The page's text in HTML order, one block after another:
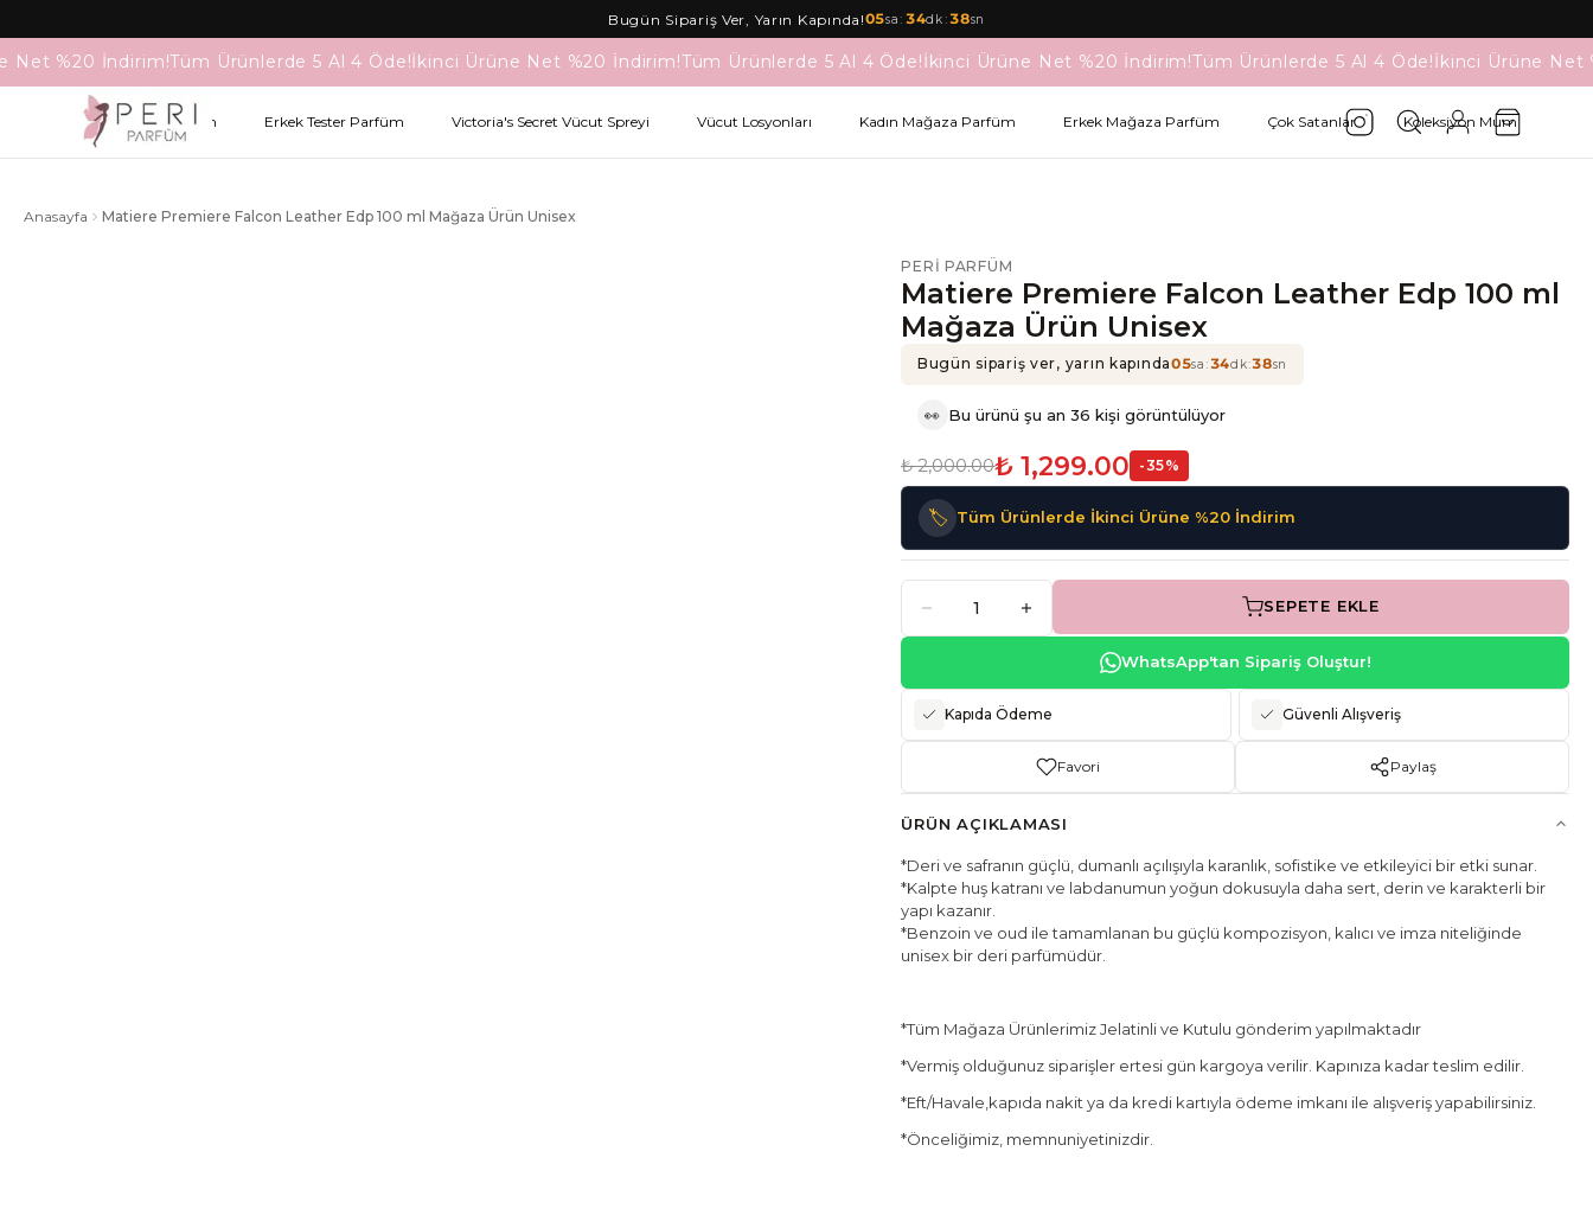
Bugün Sipariş Ver, Yarın Kapında!05sa : 34dk :38sn
Net %20 İndirim!Tüm Ürünlerde 5 Al 4 Öde!İkinci Ürüne Net %20 İndirim!Tüm Ürünlerde 5 Al 4 Öde!İkinci Ürüne Net %20 İndirim!Tüm Ürünlerde 5 Al 4 Öde!İkinci Ürüne Net
Kadın Tester Parfüm Erkek Tester Parfüm Victoria's Secret Vücut Spreyi Vücut Losyonları Kadın Mağaza Parfüm Erkek Mağaza Parfüm Çok Satanlar Koleksiyon Mum
Anasayfa Matiere Premiere Falcon Leather Edp 100 ml Mağaza Ürün Unisex
PERI PARFÜM
Matiere Premiere Falcon Leather Edp 100 ml
Mağaza Ürün Unisex
Bugün sipariş ver, yarın kapında05sa :34dk:38sn
👀 Bu ürünü şu an 36 kişi görüntülüyor
₺ 2,000.00₺ 1,299.00 -35%
🏷️ Tüm Ürünlerde İkinci Ürüne %20 İndirim
SEPETE EKLE
WhatsApp'tan Sipariş Oluştur!
Kapıda Ödeme Güvenli Alışveriş
Favori Paylaş
ÜRÜN AÇIKLAMASI
*Deri ve safranın güçlü, dumanlı açılışıyla karanlık, sofistike ve etkileyici bir etki sunar.
*Kalpte huş katranı ve labdanumun yoğun dokusuyla daha sert, derin ve karakterli bir
yapı kazanır.
*Benzoin ve oud ile tamamlanan bu güçlü kompozisyon, kalıcı ve imza niteliğinde
unisex bir deri parfümüdür.
*Tüm Mağaza Ürünlerimiz Jelatinli ve Kutulu gönderim yapılmaktadır
*Vermiş olduğunuz siparişler ertesi gün kargoya verilir. Kapınıza kadar teslim edilir.
*Eft/Havale,kapıda nakit ya da kredi kartıyla ödeme imkanı ile alışveriş yapabilirsiniz.
*Önceliğimiz, memnuniyetinizdir.